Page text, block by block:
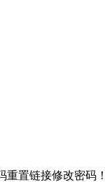
置链接修改密码！